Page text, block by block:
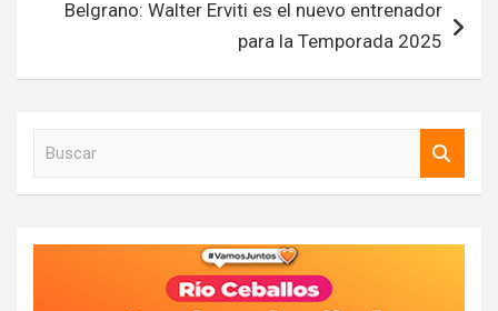
Belgrano: Walter Erviti es el nuevo entrenador
para la Temporada 2025